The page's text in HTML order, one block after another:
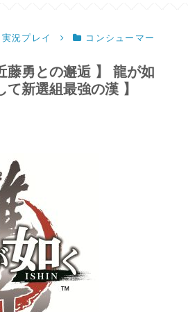
況プレイ コンシューマー
藤勇との邂逅 】 龍が如
て新選組最強の漢 】